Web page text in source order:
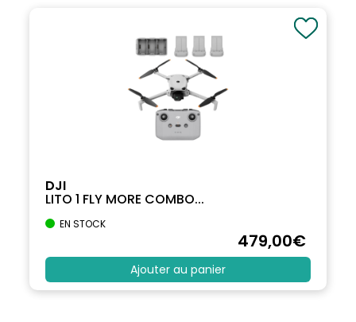
DJI
LITO 1 FLY MORE COMBO...
EN STOCK
479,00€
Ajouter au panier